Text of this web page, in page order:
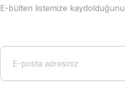
E-bülten listemize